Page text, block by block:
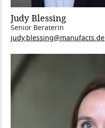
Judy Blessing
Senior Beraterin
judy.blessing@manufacts.de